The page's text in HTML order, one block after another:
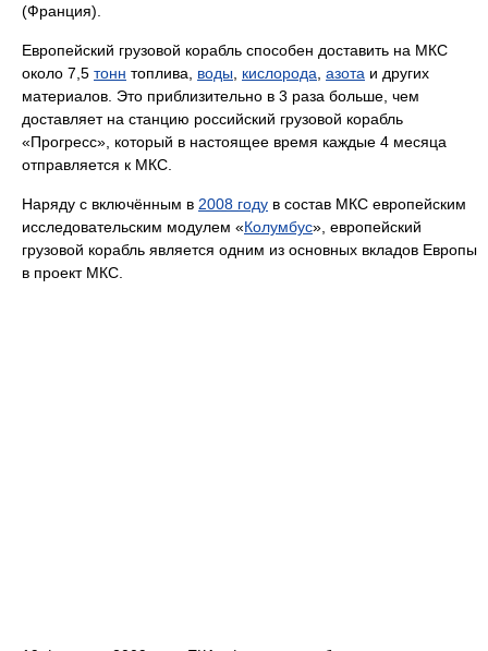
(Франция).
Европейский грузовой корабль способен доставить на МКС
около 7,5 тонн топлива, воды кислорода азота и других
материалов. Это приблизительно в 3 раза больше, чем
доставляет на станцию российский грузовой корабль
«Прогресс», который в настоящее время каждые 4 месяца
отправляется к МКС.
Наряду с включённым в 2008 году в состав МКС европейским
исследовательским модулем «Колумбус», европейский
грузовой корабль является одним из основных вкладов Европы
в проект МКС.